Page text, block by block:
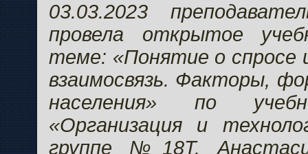
03.03.2023
провела открытое
теме: «Понятие о спросе
взаимосвязь. Факторы,
населения» по
«Организация и
группе №18Т.